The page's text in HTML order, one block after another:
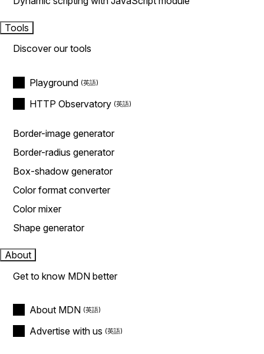
Tools
Discover our tools
Playground
HTTP Observatory
Border-image generator
Border-radius generator
Box-shadow generator
Color format converter
Color mixer
Shape generator
About
Get to know MDN better
About MDN
Advertise with us